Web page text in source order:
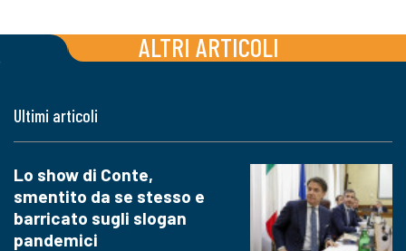
ALTRI ARTICOLI
Ultimi articoli
Lo show di Conte,
smentito da se stesso e
barricato sugli slogan
pandemici